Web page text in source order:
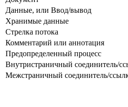
Данные, или Ввод/вывод
Хранимые данные
Стрелка потока
Комментарий или аннотация
Предопределенный процесс
Внутристраничный соединитель/
Межстраничный соединитель/